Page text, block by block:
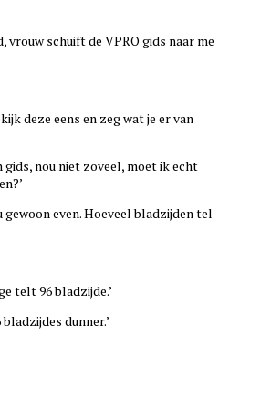
vrouw schuift de VPRO gids naar me
eens en zeg wat je er van
nou niet zoveel, moet ik echt
even. Hoeveel bladzijden tel
96 bladzijde.’
dunner.’